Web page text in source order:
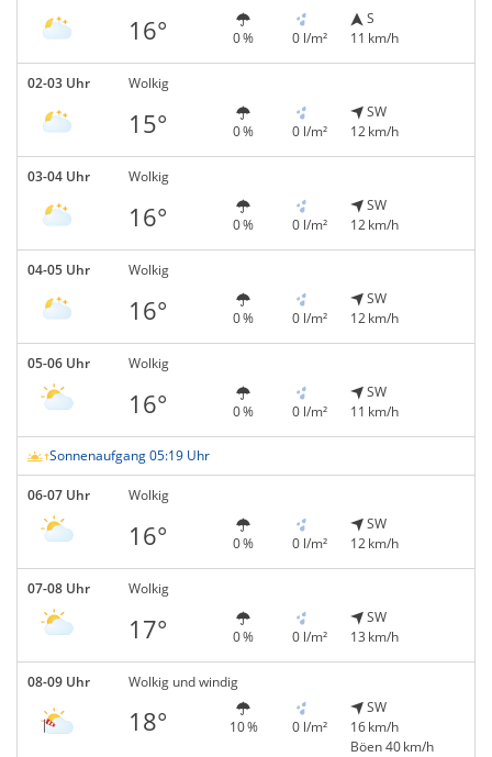
16° 0 % 0 l/m²
S
11 km/h
02-03 Uhr Wolkig
15° 0 % 0 l/m²
SW
12 km/h
03-04 Uhr Wolkig
16° 0 % 0 l/m²
SW
12 km/h
04-05 Uhr Wolkig
16° 0 % 0 l/m²
SW
12 km/h
05-06 Uhr Wolkig
16° 0 % 0 l/m²
SW
11 km/h
Sonnenaufgang 05:19 Uhr
06-07 Uhr Wolkig
16° 0 % 0 l/m²
SW
12 km/h
07-08 Uhr Wolkig
17° 0 % 0 l/m²
SW
13 km/h
08-09 Uhr Wolkig und windig
18° 10 % 0 l/m²
SW
16 km/h
Böen 40 km/h